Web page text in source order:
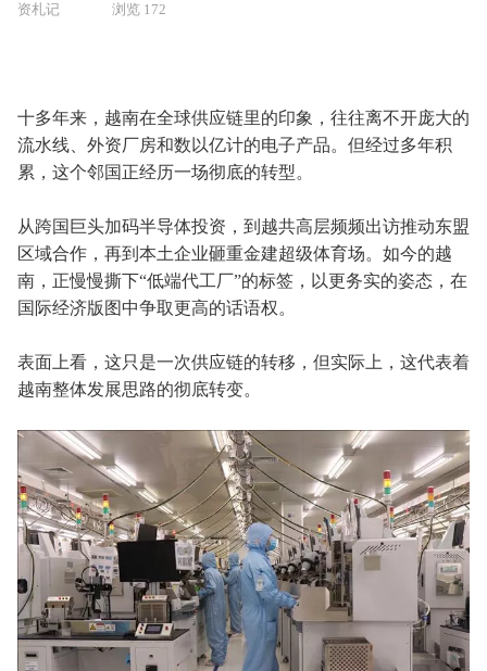
资札记
浏览 172
十多年来，越南在全球供应链里的印象，往往离不开庞大的
流水线、外资厂房和数以亿计的电子产品。但经过多年积
累，这个邻国正经历一场彻底的转型。
从跨国巨头加码半导体投资，到越共高层频频出访推动东盟
区域合作，再到本土企业砸重金建超级体育场。如今的越
南，正慢慢撕下“低端代工厂”的标签，以更务实的姿态，在
国际经济版图中争取更高的话语权。
表面上看，这只是一次供应链的转移，但实际上，这代表着
越南整体发展思路的彻底转变。